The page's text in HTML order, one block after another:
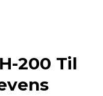
200 Til